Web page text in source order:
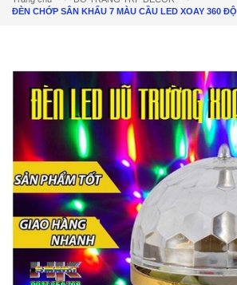
ĐÈN CHỚP SÂN KHẤU 7 MÀU CẦU LED XOAY 360 ĐỘ